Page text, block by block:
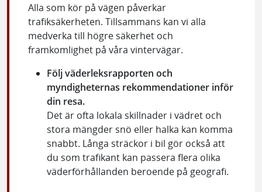
Alla som kör på vägen påverkar
trafiksäkerheten. Tillsammans kan vi alla
medverka till högre säkerhet och
framkomlighet på våra vintervägar.
Följ väderleksrapporten och
myndigheternas rekommendationer inför
din resa.
Det är ofta lokala skillnader i vädret och
stora mängder snö eller halka kan komma
snabbt. Långa sträckor i bil gör också att
du som trafikant kan passera flera olika
väderförhållanden beroende på geografi.